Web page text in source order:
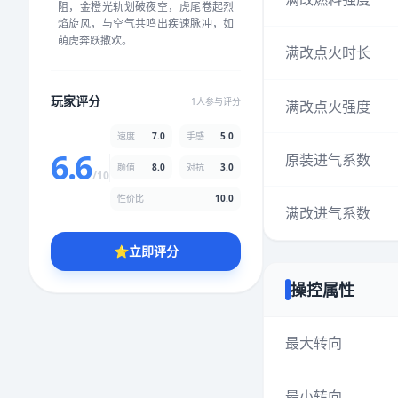
阻，金橙光轨划破夜空，虎尾卷起烈
焰旋风，与空气共鸣出疾速脉冲，如
萌虎奔跃撒欢。
玩家评分 1人参与评分
6.6/10
速度 7.0 手感 5.0
颜值 8.0 对抗 3.0
性价比 10.0
⭐立即评分
满改点火时长
满改点火强度
原装进气系数
满改进气系数
操控属性
最大转向
★★★★★★★ ★
★★★★
性价比 5.0分
★★★ ★★★
* 综合评分为玩家评分结果，速度占比70%，手感占比50%，对抗占
比30%，性价比占比100%，颜值占比80%